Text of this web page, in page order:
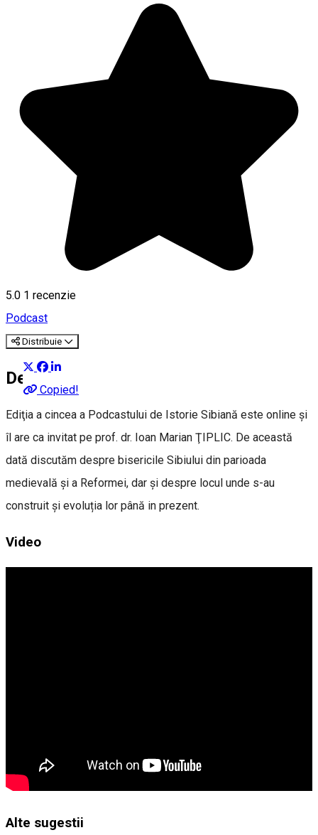
5.0 1 recenzie
Podcast
Distribuie
Copied!
Despre
Ediţia a cincea a Podcastului de Istorie Sibiană este online și
îl are ca invitat pe prof. dr. Ioan Marian ŢIPLIC. De această
dată discutăm despre bisericile Sibiului din parioada
medievală şi a Reformei, dar și despre locul unde s-au
construit și evoluția lor până in prezent.
Video
Alte sugestii